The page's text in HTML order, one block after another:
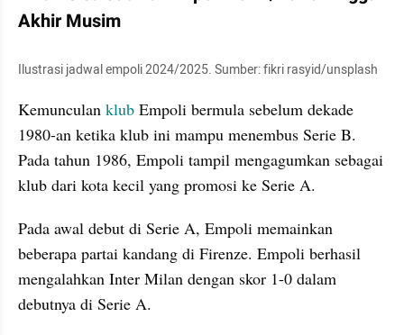
Akhir Musim
Ilustrasi jadwal empoli 2024/2025. Sumber: fikri rasyid/unsplash
Kemunculan klub Empoli bermula sebelum dekade
1980-an ketika klub ini mampu menembus Serie B.
Pada tahun 1986, Empoli tampil mengagumkan sebagai
klub dari kota kecil yang promosi ke Serie A.
Pada awal debut di Serie A, Empoli memainkan
beberapa partai kandang di Firenze. Empoli berhasil
mengalahkan Inter Milan dengan skor 1-0 dalam
debutnya di Serie A.